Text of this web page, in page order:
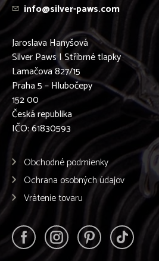
info@silver-paws.com
Jaroslava Hanyšová
Silver Paws | Stříbrné tlapky
Lamačova 827/15
Praha 5 – Hlubočepy
152 00
Česká republika
IČO: 61830593
Obchodné podmienky
Ochrana osobných údajov
Vrátenie tovaru